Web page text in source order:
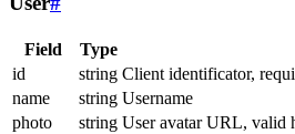
Field Type
id
string Client identificator,
name
string Username
photo
string User avatar URL, valid